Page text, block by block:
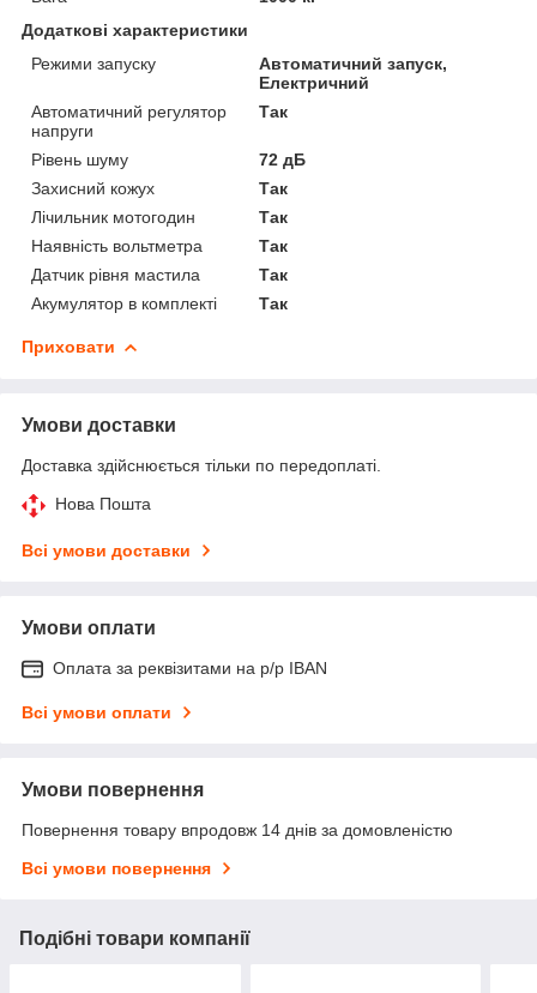
Додаткові характеристики
Режими запуску
Автоматичний запуск,
Електричний
Автоматичний регулятор
напруги
Так
Рівень шуму
72 дБ
Захисний кожух
Так
Лічильник мотогодин
Так
Наявність вольтметра
Так
Датчик рівня мастила
Так
Акумулятор в комплекті
Так
Приховати
Умови доставки
Доставка здійснюється тільки по передоплаті.
Нова Пошта
Всі умови доставки
Умови оплати
Оплата за реквізитами на р/р IBAN
Всі умови оплати
Умови повернення
Повернення товару впродовж 14 днів за домовленістю
Всі умови повернення
Подібні товари компанії